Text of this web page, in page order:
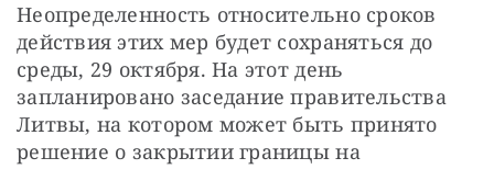
Неопределенность относительно сроков
действия этих мер будет сохраняться до
среды, 29 октября. На этот день
запланировано заседание правительства
Литвы, на котором может быть принято
решение о закрытии границы на